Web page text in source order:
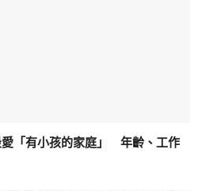
「有小孩的家庭」 年齡、工作